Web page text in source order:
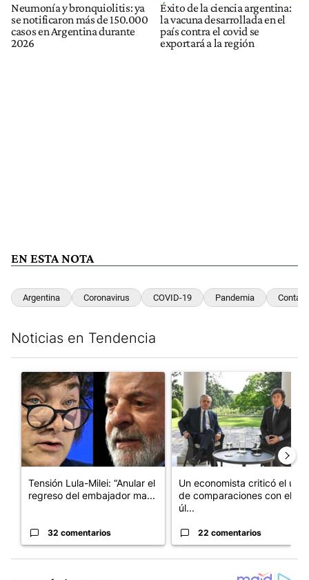
Neumonía y bronquiolitis: ya
se notificaron más de 150.000
casos en Argentina durante
2026
Éxito de la ciencia argentina:
la vacuna desarrollada en el
país contra el covid se
exportará a la región
EN ESTA NOTA
Argentina Coronavirus COVID-19 Pandemia
Noticias en Tendencia
Un artículo de tendencia con el título "Tensión Lula-Milei:
Tensión Lula-Milei: “Anular el
regreso del embajador ma...
32 comentarios
Un artículo de tendencia con
Un economista criticó el uso
de comparaciones con el
úl...
22 comentarios